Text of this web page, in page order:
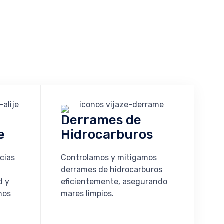
y
Derrames de
Hidrocarburos
Controlamos y mitigamos
derrames de hidrocarburos
eficientemente, asegurando
mares limpios.